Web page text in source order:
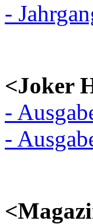
-
<Joker
-
-